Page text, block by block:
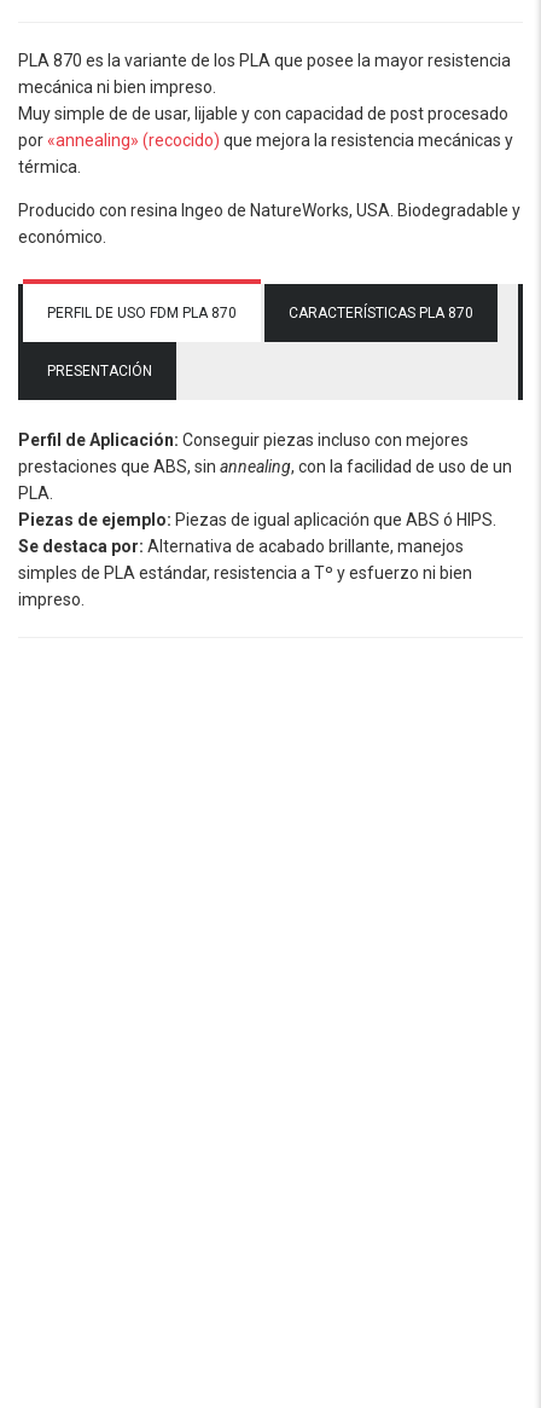
PLA 870 es la variante de los PLA que posee la mayor resistencia
mecánica ni bien impreso.
Muy simple de de usar, lijable y con capacidad de post procesado
por«annealing» (recocido) que mejora la resistencia mecánicas y
térmica.
Producido con resina Ingeo de NatureWorks, USA. Biodegradable y
económico.
PERFIL DE USO FDM PLA 870 CARACTERÍSTICAS PLA 870
PRESENTACIÓN
Perfil de Aplicación: Conseguir piezas incluso con mejores
prestaciones que ABS, sin annealing, con la facilidad de uso de un
PLA.
Piezas de ejemplo: Piezas de igual aplicación que ABS ó HIPS.
Se destaca por: Alternativa de acabado brillante, manejos
simples de PLA estándar, resistencia a Tº y esfuerzo ni bien
impreso.